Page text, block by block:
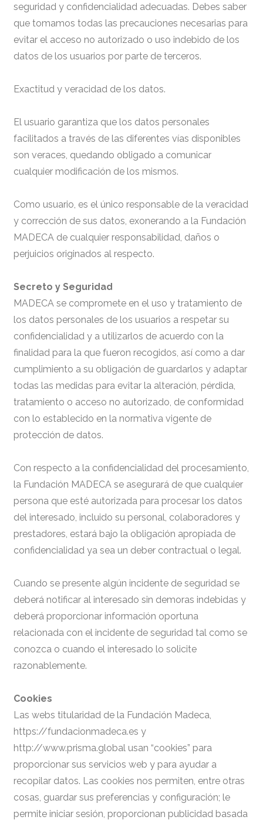
seguridad y confidencialidad adecuadas. Debes saber
que tomamos todas las precauciones necesarias para
evitar el acceso no autorizado o uso indebido de los
datos de los usuarios por parte de terceros.
Exactitud y veracidad de los datos.
El usuario garantiza que los datos personales
facilitados a través de las diferentes vías disponibles
son veraces, quedando obligado a comunicar
cualquier modificación de los mismos.
Como usuario, es el único responsable de la veracidad
y corrección de sus datos, exonerando a la Fundación
MADECA de cualquier responsabilidad, daños o
perjuicios originados al respecto.
Secreto y Seguridad
MADECA se compromete en el uso y tratamiento de
los datos personales de los usuarios a respetar su
confidencialidad y a utilizarlos de acuerdo con la
finalidad para la que fueron recogidos, así como a dar
cumplimiento a su obligación de guardarlos y adaptar
todas las medidas para evitar la alteración, pérdida,
tratamiento o acceso no autorizado, de conformidad
con lo establecido en la normativa vigente de
protección de datos.
Con respecto a la confidencialidad del procesamiento,
la Fundación MADECA se asegurará de que cualquier
persona que esté autorizada para procesar los datos
del interesado, incluido su personal, colaboradores y
prestadores, estará bajo la obligación apropiada de
confidencialidad ya sea un deber contractual o legal.
Cuando se presente algún incidente de seguridad se
deberá notificar al interesado sin demoras indebidas y
deberá proporcionar información oportuna
relacionada con el incidente de seguridad tal como se
conozca o cuando el interesado lo solicite
razonablemente.
Cookies
Las webs titularidad de la Fundación Madeca,
https://fundacionmadeca.es y
http://www.prisma.global usan “cookies” para
proporcionar sus servicios web y para ayudar a
recopilar datos. Las cookies nos permiten, entre otras
cosas, guardar sus preferencias y configuración; le
permite iniciar sesión, proporcionan publicidad basada